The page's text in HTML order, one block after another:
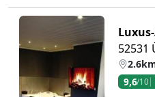
52531
9,6/10